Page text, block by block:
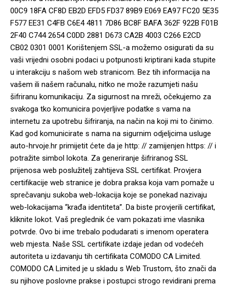
00C9 18FA CF8D EB2D EFD5 FD37 89B9 E069 EA97 FC20 5E35
F577 EE31 C4FB C6E4 4811 7D86 BC8F BAFA 362F 922B F01B
2F40 C744 2654 C0DD 2881 D673 CA2B 4003 C266 E2CD
CB02 0301 0001 Korištenjem SSL-a možemo osigurati da su
vaši vrijedni osobni podaci u potpunosti kriptirani kada stupite
u interakciju s našom web stranicom. Bez tih informacija na
vašem ili našem računalu, nitko ne može razumjeti našu
šifriranu komunikaciju. Za sigurnost na mreži, očekujemo za
svakoga tko komunicira povjerljive podatke s vama na
internetu za upotrebu šifriranja, na način na koji mi to činimo.
Kad god komunicirate s nama na sigurnim odjeljcima usluge
auto-hrvoje.hr primijetit ćete da je http: // zamijenjen https: // i
potražite simbol lokota. Za generiranje šifriranog SSL
prijenosa web poslužitelj zahtijeva SSL certifikat. Provjera
certifikacije web stranice je dobra praksa koja vam pomaže u
sprečavanju sukoba web-lokacija koje se ponekad nazivaju
web-lokacijama “krađa identiteta”. Da biste provjerili certifikat,
kliknite lokot. Vaš preglednik će vam pokazati ime vlasnika
potvrde. Ovo bi ime trebalo podudarati s imenom operatera
web mjesta. Naše SSL certifikate izdaje jedan od vodećeh
autoriteta u izdavanju tih certifikata COMODO CA Limited.
COMODO CA Limited je u skladu s Web Trustom, što znači da
su njihove poslovne prakse i postupci strogo revidirani prema